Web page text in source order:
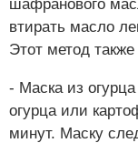
шафранового
втирать масло
Этот метод
- Маска из
огурца или
минут. Маску